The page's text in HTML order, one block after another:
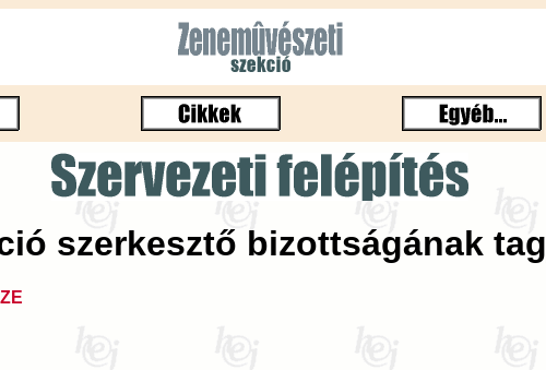
szerkesztő bizottságának